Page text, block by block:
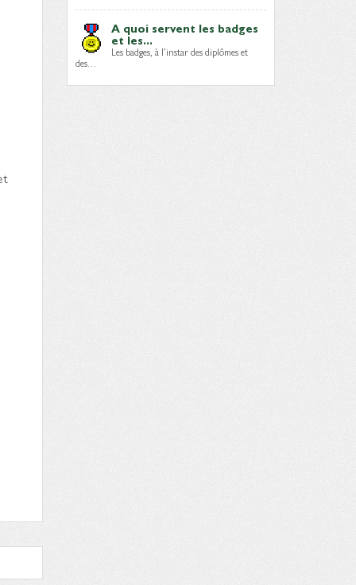
A quoi servent les badges
et les...
Les badges, à l’instar des diplômes et
des…